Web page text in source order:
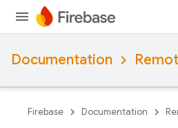
Documentation
Firebase Documentation